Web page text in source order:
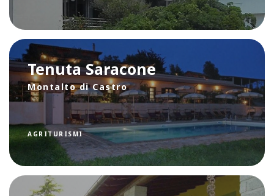
Tenuta Saracone
Montalto di Castro
AGRITURISMI